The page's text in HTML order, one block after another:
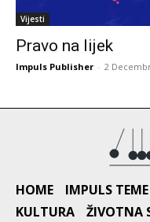
Vijesti
Pravo na lijek
Impuls Publisher - 2
HOME IMPULS TEME
KULTURA
ŽIVOTNA